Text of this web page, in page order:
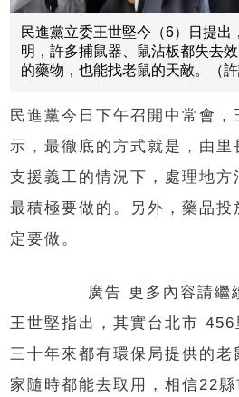
民進黨立委王世堅今（6）日提出
明，許多捕鼠器、鼠沾板都失去
的藥物，也能找老鼠的天敵。（許
民進黨今日下午召開中常會，
示，最徹底的方式就是，由里
支援義工的情況下，處理地方
最積極要做的。另外，藥品投
定要做。
廣告 更多內容請繼
王世堅指出，其實台北市 456
三十年來都有環保局提供的老
家隨時都能去取用，相信22